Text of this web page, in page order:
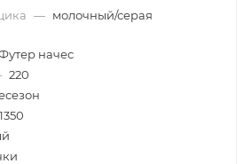
— молочный/серая
начес
220